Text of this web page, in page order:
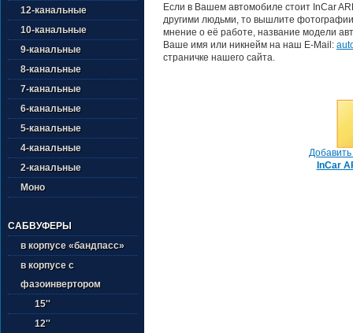
12-канальные
10-канальные
9-канальные
8-канальные
7-канальные
6-канальные
5-канальные
4-канальные
2-канальные
Моно
САБВУФЕРЫ
в корпусе «бандпасс»
в корпусе с
фазоинвертором
15''
12''
Если в Вашем автомобиле стоит InCar
другими людьми, то вышлите
мнение о её работе, название модели
Ваше имя или никнейм на наш E-Mail:
страничке нашего сайта.
InCar